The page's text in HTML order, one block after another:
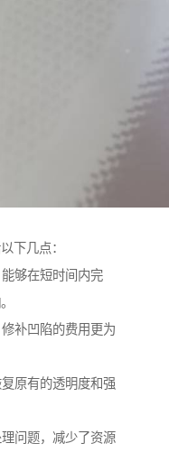
下几点：
够在短时间内完
补凹陷的费用更为
原有的透明度和强
问题，减少了资源